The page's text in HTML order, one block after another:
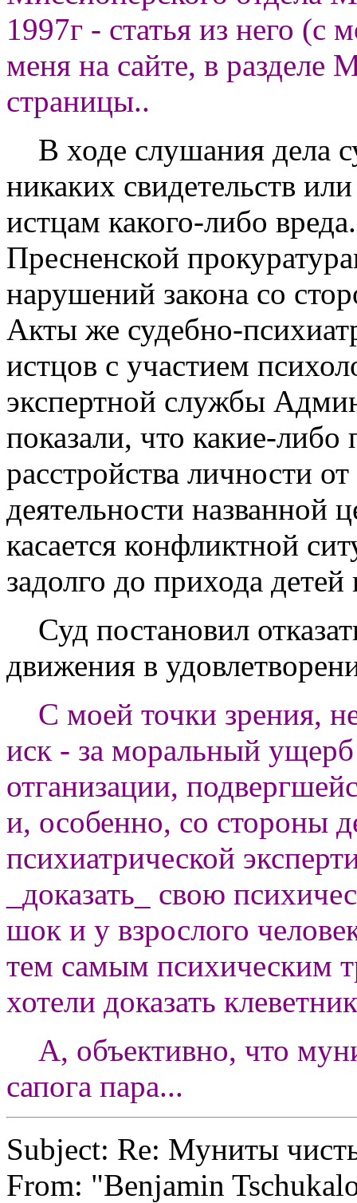
1997г - статья из него
меня на сайте, в разделе
страницы..
В ходе слушания дела
никаких свидетельств
истцам какого-либо
Пресненской
нарушений закона со
Акты же судебно-
истцов с участием
экспертной службы
показали, что какие-либо
расстройства личности
деятельности названной
касается конфликтной
задолго до прихода детей
Суд постановил
движения в
С моей точки зрения,
иск - за моральный
отганизации,
и, особенно, со стороны
психиатрической
_доказать_ свою
шок и у взрослого
тем самым психическим
хотели доказать
А, объективно, что
сапога пара...
Subject: Re: Муниты
From: "Benjamin